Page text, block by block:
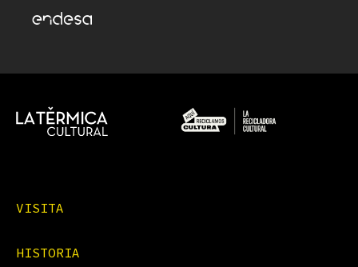
VISITA
HISTORIA